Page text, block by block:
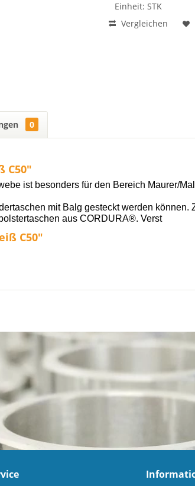
Einheit: STK
Vergleichen
0
C50"
ist besonders für den Bereich Maurer/
mit Balg gesteckt werden
aus CORDURA®. Verst
C50"